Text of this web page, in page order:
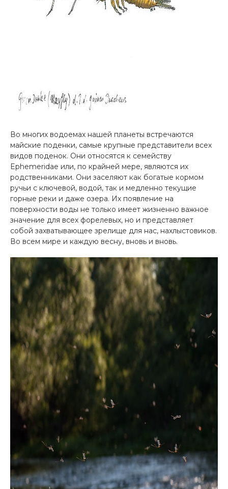
Во многих водоемах нашей планеты встречаются
майские поденки, самые крупные представители всех
видов поденок. Они относятся к семейству
Ephemeridae или, по крайней мере, являются их
родственниками. Они заселяют как богатые кормом
ручьи с ключевой, водой, так и медленно текущие
горные реки и даже озера. Их появление на
поверхности воды не только имеет жизненно важное
значение для всех форелевых, но и представляет
собой захватывающее зрелище для нас, нахлыстовиков.
Во всем мире и каждую весну, вновь и вновь.